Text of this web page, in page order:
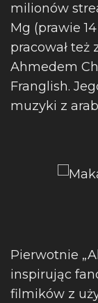
milionów
Mg (prawie
pracował
Ahmedem
Franglish.
muzyki z
Pierwotnie
inspirując
filmików z